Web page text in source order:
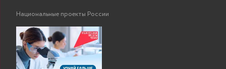
Национальные проекты России